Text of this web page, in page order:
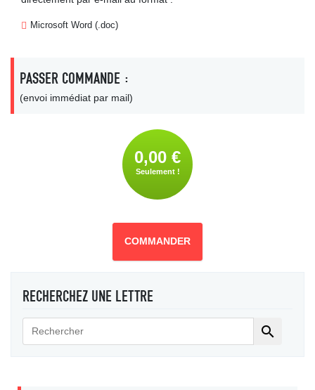
Microsoft Word (.doc)
PASSER COMMANDE :
(envoi immédiat par mail)
0,00 €
Seulement !
COMMANDER
RECHERCHEZ UNE LETTRE
